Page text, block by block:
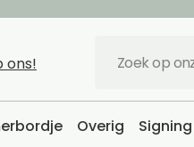
ons!
Overig Signing